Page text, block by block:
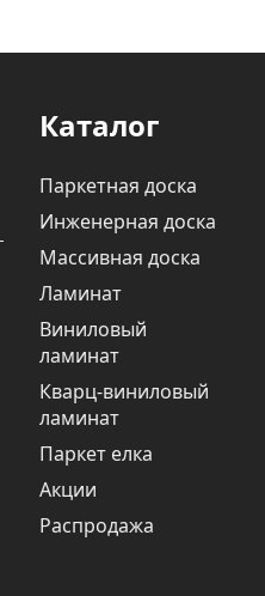
Каталог
Паркетная доска
Инженерная доска
Массивная доска
Ламинат
Виниловый
ламинат
Кварц-виниловый
ламинат
Паркет елка
Акции
Распродажа